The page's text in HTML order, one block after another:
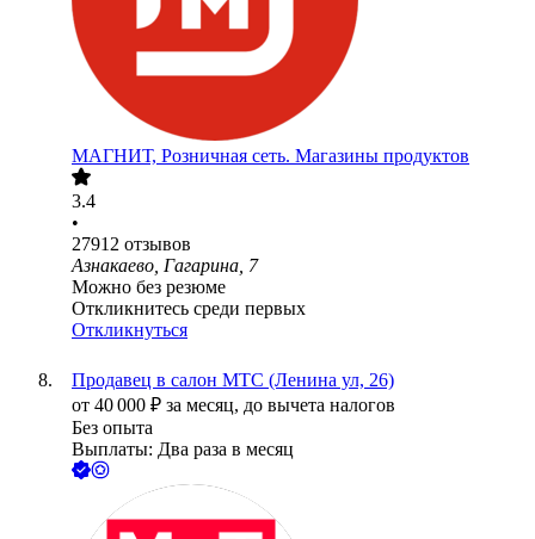
МАГНИТ, Розничная сеть. Магазины продуктов
3.4
•
27912 отзывов
Азнакаево, Гагарина, 7
Можно без резюме
Откликнитесь среди первых
Откликнуться
Продавец в салон МТС (Ленина ул, 26)
от 40 000 ₽ за месяц, до вычета налогов
Без опыта
Выплаты: Два раза в месяц